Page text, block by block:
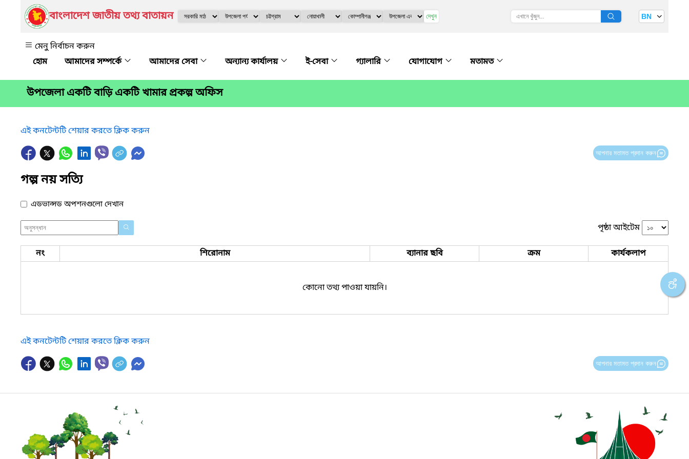
বাংলাদেশ জাতীয় তথ্য বাতায়ন দেখুন BN
মেনু নির্বাচন করুন
আমাদের সম্পর্কে
আমাদের সেবা অন্যান্য কার্যালয় ই-সেবা গ্যালারি যোগাযোগ মতামত
উপজেলা একটি বাড়ি একটি খামার প্রকল্প অফিস
এই কনটেন্টটি শেয়ার করতে ক্লিক করুন
আপনার মতামত প্রদান করুন
গল্প নয় সত্যি
এডভান্সড অপশনগুলো দেখান
পৃষ্ঠা আইটেম
নং শিরোনাম ব্যানার ছবি ক্রম কার্যকলাপ
কোনো তথ্য পাওয়া যায়নি।
এই কনটেন্টটি শেয়ার করতে ক্লিক করুন
আপনার মতামত প্রদান করুন